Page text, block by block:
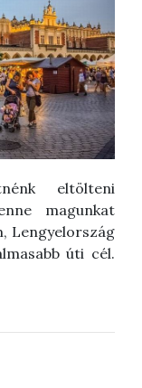
eltölteni
magunkat
Lengyelország
úti cél.